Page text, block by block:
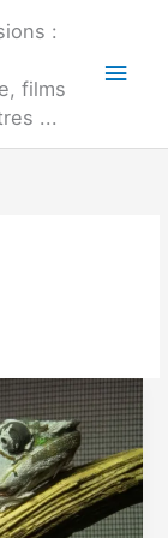
:
films
...